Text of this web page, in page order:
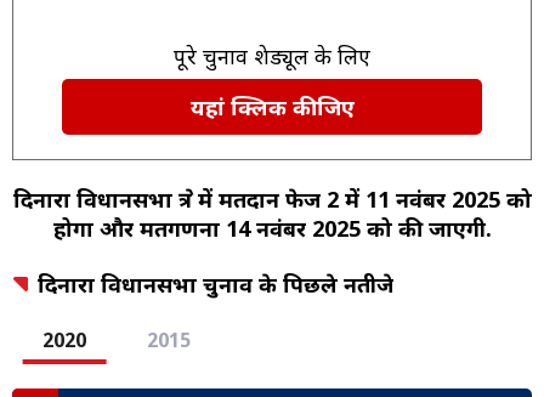
पूरे चुनाव शेड्यूल के लिए
यहां क्लिक कीजिए
दिनारा विधानसभा क्षेत्र में मतदान फेज 2 में 11 नवंबर 2025 को
होगा और मतगणना 14 नवंबर 2025 को की जाएगी.
दिनारा विधानसभा चुनाव के पिछले नतीजे
2020 2015